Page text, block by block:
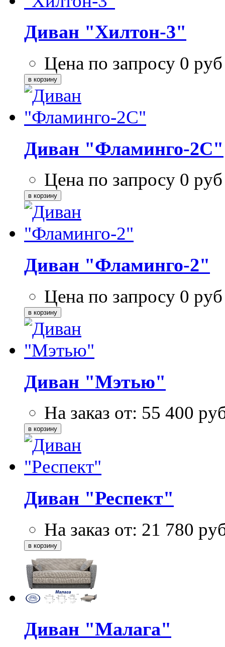
Диван "Хилтон-3"
Цена по запросу 0 руб
Диван "Фламинго-2С"
Цена по запросу 0 руб
Диван "Фламинго-2"
Цена по запросу 0 руб
Диван "Мэтью"
На заказ от: 55 400
Диван "Респект"
На заказ от: 21 780
Диван "Малага"